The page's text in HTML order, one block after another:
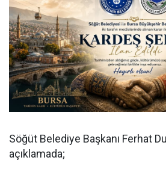
Söğüt Belediye Başkanı Ferhat
açıklamada;